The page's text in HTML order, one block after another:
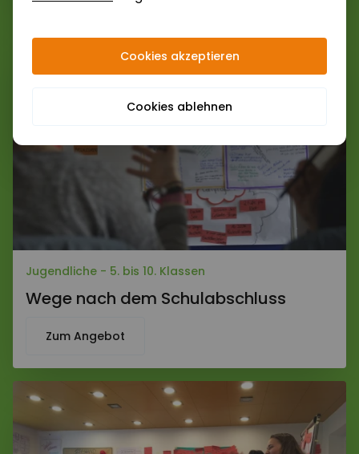
Jugendliche - 5. bis 10. Klassen
Wege nach dem Schulabschluss
Zum Angebot
Abschicken
Cookies akzeptieren
Cookies ablehnen